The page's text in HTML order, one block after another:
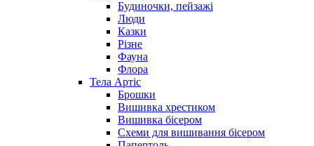
Будиночки, пейзажі
Люди
Казки
Різне
Фауна
Флора
Тела Артіс
Брошки
Вишивка хрестиком
Вишивка бісером
Схеми для вишивання бісером